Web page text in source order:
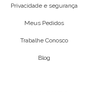
Privacidade e segurança
Meus Pedidos
Trabalhe Conosco
Blog